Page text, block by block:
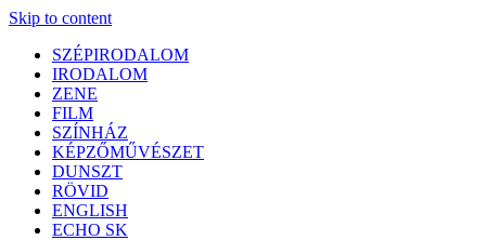
Skip to content
SZÉPIRODALOM
IRODALOM
ZENE
FILM
SZÍNHÁZ
KÉPZŐMŰVÉSZET
DUNSZT
RÖVID
ENGLISH
ECHO SK